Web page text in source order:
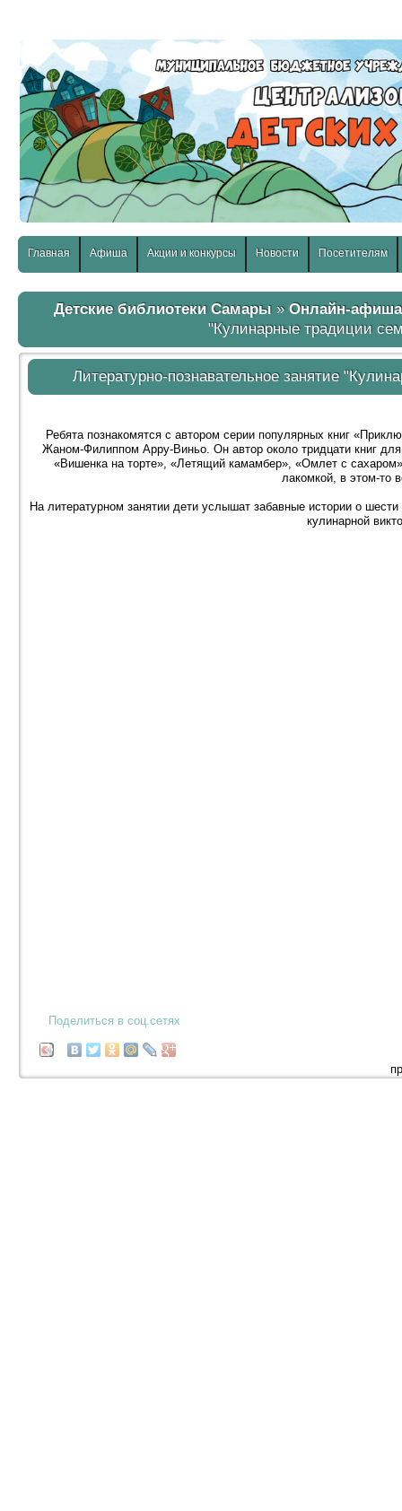
Главная Афиша Акции и конкурсы Новости Посетителям
Детские библиотеки Самары» Онлайн-афиша
"Кулинарные традиции
Литературно-познавательное занятие
Ребята познакомятся с автором серии популярных книг
Жаном-Филиппом Арру-Виньо. Он автор около тридцати книг
«Вишенка на торте», «Летящий камамбер», «Омлет с
лакомкой, в этом-то
На литературном занятии дети услышат забавные истории о
кулинарной
Поделиться в соц.сетях